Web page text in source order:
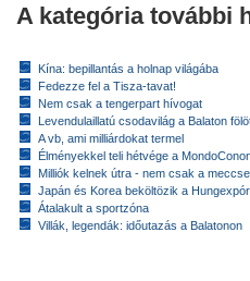
A kategória további
Kína: bepillantás a holnap világába
Fedezze fel a Tisza-tavat!
Nem csak a tengerpart hívogat
Levendulaillatú csodavilág a Balaton
A vb, ami milliárdokat termel
Élményekkel teli hétvége a
Milliók kelnek útra - nem csak a
Japán és Korea beköltözik a
Átalakult a sportzóna
Villák, legendák: időutazás a Balatonon